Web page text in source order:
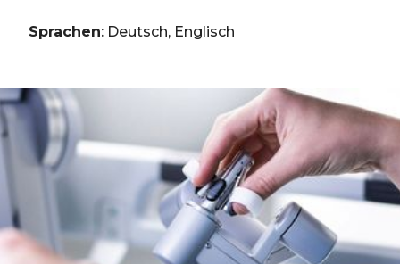
Sprachen: Deutsch, Englisch